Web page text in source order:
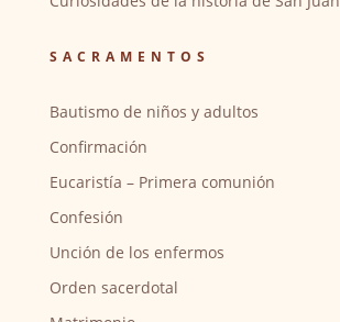
SACRAMENTOS
Bautismo de niños y adultos
Confirmación
Eucaristía – Primera comunión
Confesión
Unción de los enfermos
Orden sacerdotal